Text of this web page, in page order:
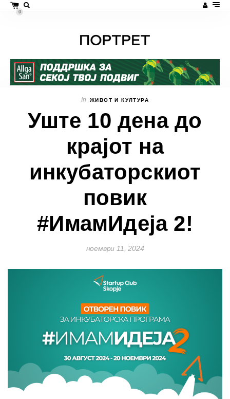
0
In ЖИВОТ И КУЛТУРА
Уште 10 дена до
крајот на
инкубаторскиот
повик
#ИмамИдеја 2!
ноември 11, 2024